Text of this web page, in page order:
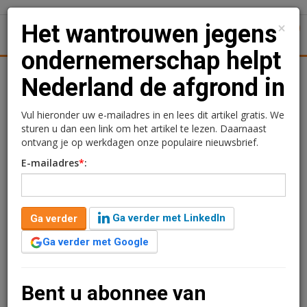
Achtergronden Woningmarkt Kantoren
Het wantrouwen jegens
ondernemerschap helpt
Nederland de afgrond in
Ariana Manduzai
14 mei 2026 om 06:00
3 maanden geleden aangepast
Nederland krijgt van het IMF stevige kritiek op de
manier waarop het met ondernemerschap omgaat, en
×
Het wantrouwen jegens
ondernemerschap helpt
Nederland de afgrond in
Vul hieronder uw e-mailadres in en lees dit artikel gratis. We
sturen u dan een link om het artikel te lezen. Daarnaast
ontvang je op werkdagen onze populaire nieuwsbrief.
E-mailadres*:
Ga verder
Ga verder met LinkedIn
Ga verder met Google
Bent u abonnee van